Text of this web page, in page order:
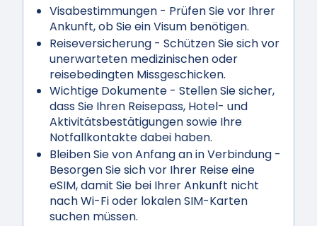
Visabestimmungen - Prüfen Sie vor Ihrer
Ankunft, ob Sie ein Visum benötigen.
Reiseversicherung - Schützen Sie sich vor
unerwarteten medizinischen oder
reisebedingten Missgeschicken.
Wichtige Dokumente - Stellen Sie sicher,
dass Sie Ihren Reisepass, Hotel- und
Aktivitätsbestätigungen sowie Ihre
Notfallkontakte dabei haben.
Bleiben Sie von Anfang an in Verbindung -
Besorgen Sie sich vor Ihrer Reise eine
eSIM, damit Sie bei Ihrer Ankunft nicht
nach Wi-Fi oder lokalen SIM-Karten
suchen müssen.